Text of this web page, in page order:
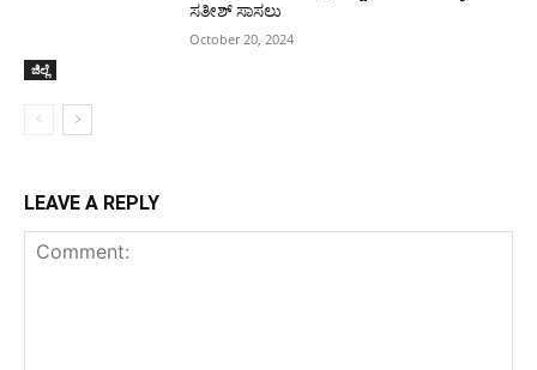
ಜಿಲ್ಲೆ
ಸತೀಶ್ ಸಾಸಲು
October 20, 2024
LEAVE A REPLY